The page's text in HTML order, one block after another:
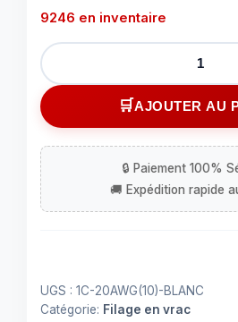
9246 en inventaire
quantité
de
Fil
1
20
AWG
multibrins
AJOUTER AU
UGS : 1C-20AWG(10)-BLANC
Catégorie: Filage en vrac